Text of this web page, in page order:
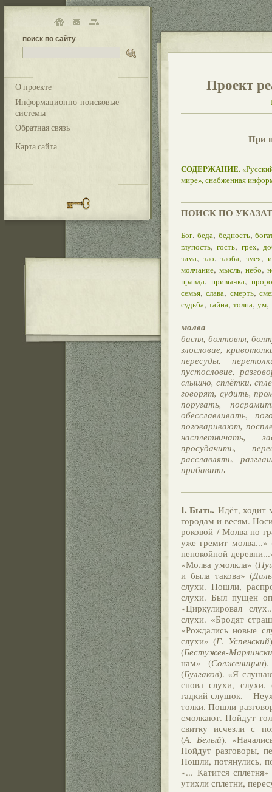
поиск по сайту
О проекте
Информационно-поисковые
системы
Обратная связь
Карта сайта
Проект
При
СОДЕРЖАНИЕ.
мире», снабженная
ПОИСК ПО
Бог,беда, бедность,
глупость,гость, грех,
зима, зло,злоба,змея,
молчание, мысль,небо,
правда,привычка,
семья,слава, смерть,
судьба, тайна, толпа, ум,
молва
басня, болтовня,
злословие,
пересуды,
пустословие,
слышно, сплётки,
говорят, судить,
поругать,
обесславливать,
поговаривают,
насплетничать,
просудачить,
расславлять,
прибавить
I. Быть. Идёт, ходит
городам и весям.
роковой / Молва по
уже гремит молва...»
непокойной
«Молва умолкла» (
и была такова» (Даль
слухи. Пошли,
слухи. Был пущен
«Циркулировал
слухи. «Бродят
«Рождались новые
слухи» (Г. Успенский
(Бестужев-
нам» (Солженицын).
(Булгаков). «Я
снова слухи, слухи,
гадкий слушок. -
толки. Пошли
смолкают. Пойдут
свитку исчезли с
(А. Белый).
Пойдут разговоры,
Пошли, потянулись,
«... Катится
утихли сплетни,